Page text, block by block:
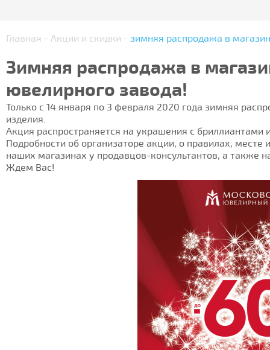
Главная - Акции и скидки - зимняя распродажа в
Зимняя распродажа в
ювелирного завода!
Только с 14 января по 3 февраля 2020 года зимняя
изделия.
Акция распространяется на украшения с бриллиантами
Подробности об организаторе акции, о правилах,
наших магазинах у продавцов-консультантов, а также
Ждем Вас!